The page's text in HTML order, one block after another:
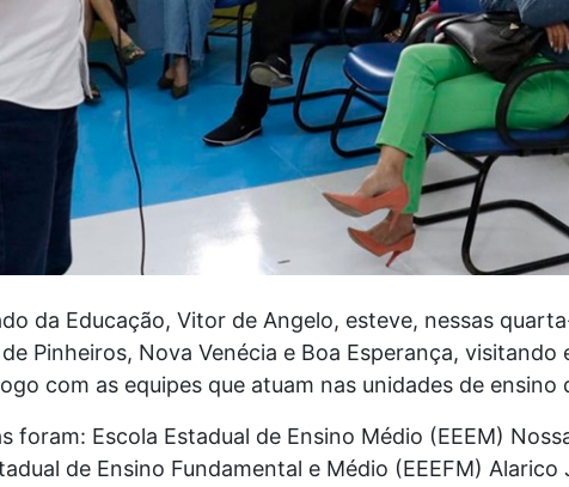
da Educação, Vitor de Angelo, esteve, nessas
Pinheiros, Nova Venécia e Boa Esperança, visitando
com as equipes que atuam nas unidades de ensino
foram: Escola Estadual de Ensino Médio (EEEM)
de Ensino Fundamental e Médio (EEEFM) Alarico